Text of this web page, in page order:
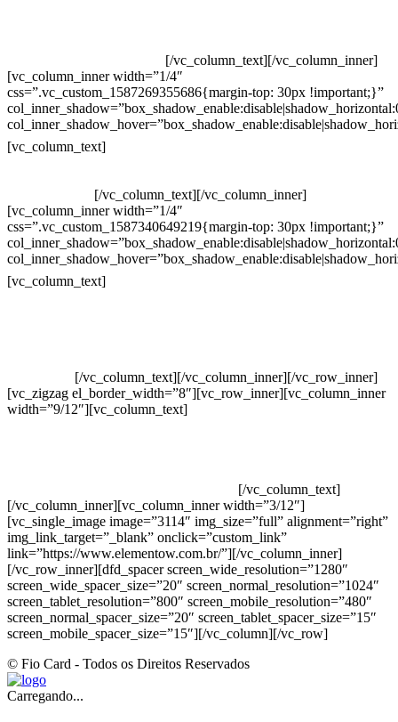
[/vc_column_text][/vc_column_inner]
[vc_column_inner width=”1/4″
css=”.vc_custom_1587269355686{margin-top: 30px !important;}”
[vc_column_text]
[/vc_column_text][/vc_column_inner]
[vc_column_inner width=”1/4″
css=”.vc_custom_1587340649219{margin-top: 30px !important;}”
[vc_column_text]
[/vc_column_text][/vc_column_inner][/vc_row_inner]
[vc_zigzag el_border_width=”8″][vc_row_inner][vc_column_inner
width=”9/12″][vc_column_text]
[/vc_column_text]
[/vc_column_inner][vc_column_inner width=”3/12″]
[vc_single_image image=”3114″ img_size=”full” alignment=”right”
img_link_target=”_blank” onclick=”custom_link”
link=”https://www.elementow.com.br/”][/vc_column_inner]
[/vc_row_inner][dfd_spacer screen_wide_resolution=”1280″
screen_wide_spacer_size=”20″ screen_normal_resolution=”1024″
screen_tablet_resolution=”800″ screen_mobile_resolution=”480″
screen_normal_spacer_size=”20″ screen_tablet_spacer_size=”15″
screen_mobile_spacer_size=”15″][/vc_column][/vc_row]
© Fio Card - Todos os Direitos Reservados
Carregando...